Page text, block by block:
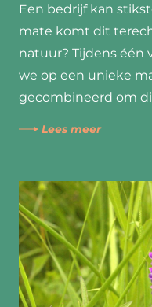
Een bedrijf kan
mate komt dit
natuur? Tijdens één
we op een unieke
gecombineerd om
Lees meer